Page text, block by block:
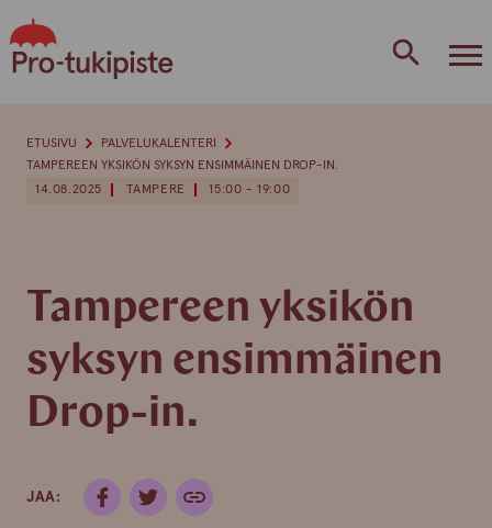
to
content
14.08.2025 TAMPERE 15:00 - 19:00
Tampereen yksikön
syksyn ensimmäinen
Drop-in.
JAA:
ETUSIVU
PALVELUKALENTERI
TAMPEREEN YKSIKÖN SYKSYN ENSIMMÄINEN DROP-IN.